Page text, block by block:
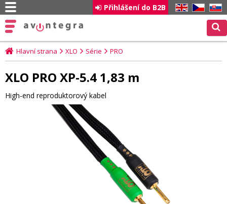
EN CZ SK
Přihlášení do B2B
Hlavní strana XLO Série PRO
XLO PRO XP-5.4 1,83 m
High-end reproduktorový kabel